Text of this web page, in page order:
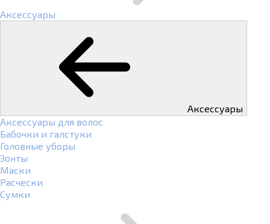
Аксессуары
Аксессуары
Аксессуары для волос
Бабочки и галстуки
Головные уборы
Зонты
Маски
Расчески
Сумки